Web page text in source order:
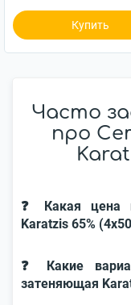
Купить
Часто
про
❓ Какая цена
Karatzis 65%
❓ Какие
затеняющая